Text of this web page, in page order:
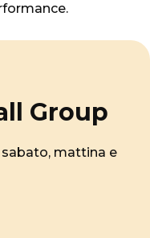
Group
mattina e